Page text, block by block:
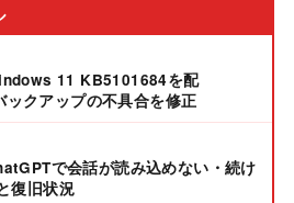
11 KB5101684を配
ックアップの不具合を修正
で会話が読み込めない・続け
復旧状況